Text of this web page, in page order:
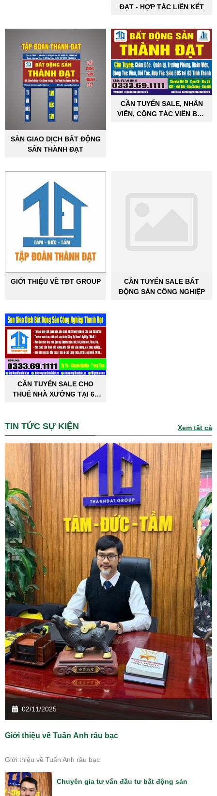
ĐẠT - HỢP TÁC LIÊN KẾT
SÀN GIAO DỊCH BẤT ĐỘNG
SẢN THÀNH ĐẠT
CẦN TUYỂN SALE, NHÂN
VIÊN, CỘNG TÁC VIÊN BẤT
GIỚI THIỆU VỀ TĐT GROUP
CẦN TUYỂN SALE BẤT
ĐỘNG SẢN CÔNG NGHIỆP
CẦN TUYỂN SALE CHO
THUÊ NHÀ XƯỞNG TẠI 63
TIN TỨC SỰ KIỆN Xem tất cả
02/11/2025
Giới thiệu về Tuấn Anh râu bạc
Giới thiệu về Tuấn Anh râu bạc
Chuyên gia tư vấn đầu tư bất động sản